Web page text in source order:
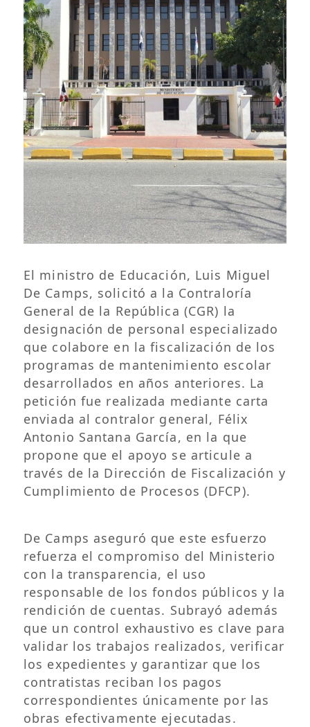
El ministro de Educación, Luis Miguel
De Camps, solicitó a la Contraloría
General de la República (CGR) la
designación de personal especializado
que colabore en la fiscalización de los
programas de mantenimiento escolar
desarrollados en años anteriores. La
petición fue realizada mediante carta
enviada al contralor general, Félix
Antonio Santana García, en la que
propone que el apoyo se articule a
través de la Dirección de Fiscalización y
Cumplimiento de Procesos (DFCP).
De Camps aseguró que este esfuerzo
refuerza el compromiso del Ministerio
con la transparencia, el uso
responsable de los fondos públicos y la
rendición de cuentas. Subrayó además
que un control exhaustivo es clave para
validar los trabajos realizados, verificar
los expedientes y garantizar que los
contratistas reciban los pagos
correspondientes únicamente por las
obras efectivamente ejecutadas.